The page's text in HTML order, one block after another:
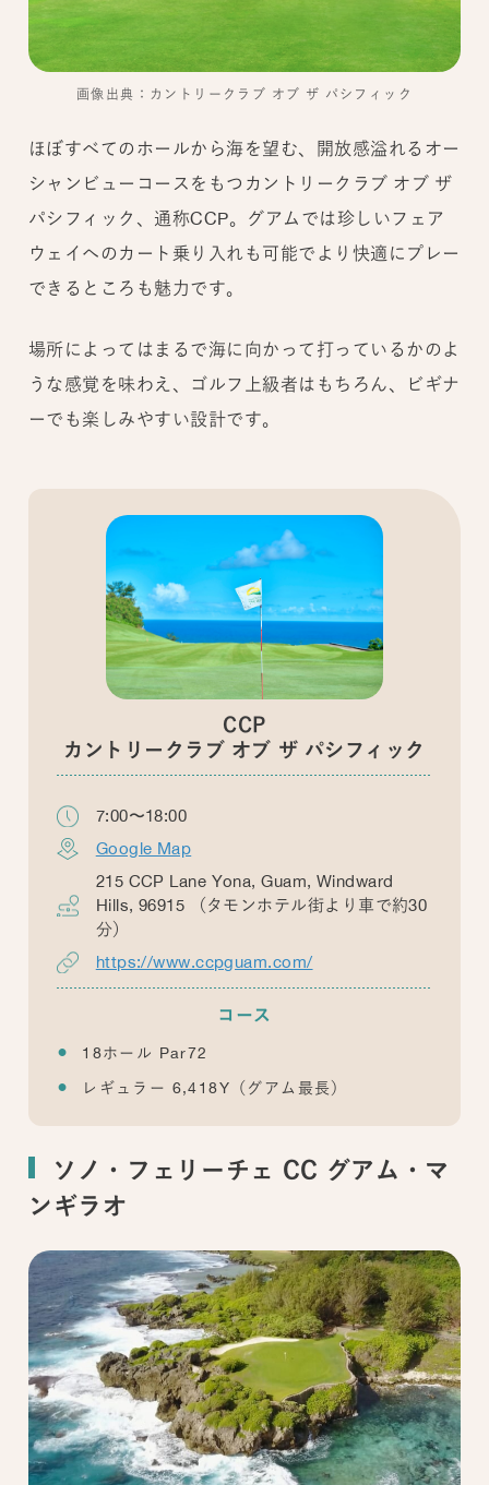
画像出典：カントリークラブ オブ ザ パシフィック
ほぼすべてのホールから海を望む、開放感溢れるオー
シャンビューコースをもつカントリークラブ オブ ザ
パシフィック、通称CCP。グアムでは珍しいフェア
ウェイへのカート乗り入れも可能でより快適にプレー
できるところも魅力です。
場所によってはまるで海に向かって打っているかのよ
うな感覚を味わえ、ゴルフ上級者はもちろん、ビギナ
ーでも楽しみやすい設計です。
CCP
カントリークラブ オブ ザ パシフィック
7:00〜18:00
Google Map
215 CCP Lane Yona, Guam, Windward
Hills, 96915 （タモンホテル街より車で約30
分）
https://www.ccpguam.com/
コース
18ホール Par72
レギュラー 6,418Y（グアム最長）
ソノ・フェリーチェ CC グアム・マ
ンギラオ